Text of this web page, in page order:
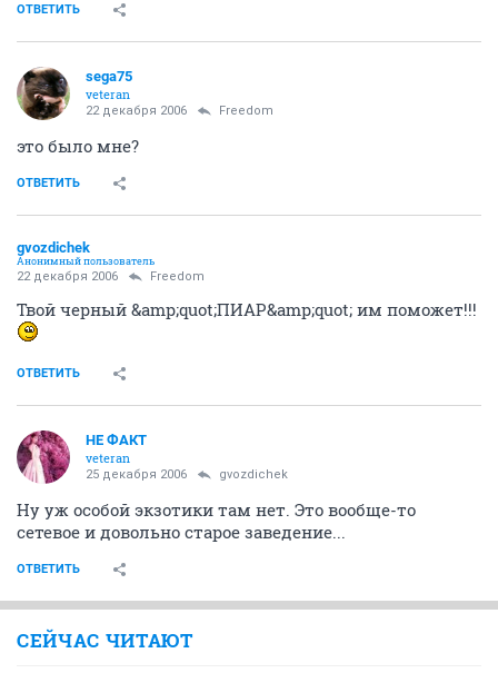
ОТВЕТИТЬ
sega75
veteran
22 декабря 2006 Freedom
это было мне?
ОТВЕТИТЬ
gvozdichek
Анонимный пользователь
22 декабря 2006 Freedom
Твой черный &amp;quot;ПИАР&amp;quot; им поможет!!!
ОТВЕТИТЬ
НЕ ФАКТ
veteran
25 декабря 2006 gvozdichek
Ну уж особой экзотики там нет. Это вообще-то
сетевое и довольно старое заведение...
ОТВЕТИТЬ
СЕЙЧАС ЧИТАЮТ